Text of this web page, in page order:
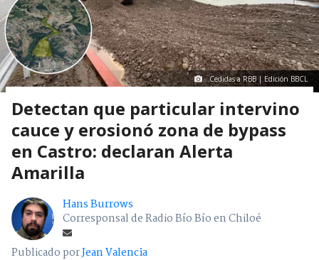
Cedidas a RBB | Edición BBCL
Detectan que particular intervino
cauce y erosionó zona de bypass
en Castro: declaran Alerta
Amarilla
Hans Burrows
Corresponsal de Radio Bío Bío en Chiloé
Publicado porJean Valencia